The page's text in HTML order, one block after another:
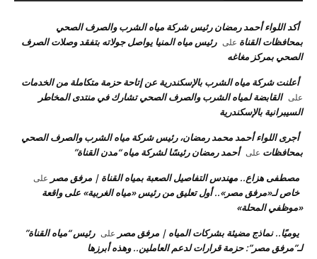
أكد اللواء أحمد رمضان رئيس شركة مياه الشرب والصرف الصحي
بمحافظات القناة على رئيس مياه المنيا يواصل جولاته بتفقد وصلات الصرف
الصحي بمركز مغاغه
أعلنت شركة مياه الشرب بالإسكندرية عن إتاحة حزمة متكاملة من الخدمات
على القابضة لمياه الشرب والصرف الصحي تشارك في منتدى المخاطر
السيبرانية بالإسكندرية
أجرى اللواء أحمد محمد رمضان، رئيس شركة مياه الشرب والصرف الصحي
بمحافظات على أحمد رمضان رئيسًا لشركة مياه “مدن القناة”
مصطفى هزاع.. مهندس التفاصيل الصعبة بمياه القناة | مرفق مصر على
خاص لـ«مرفق مصر».. أول تعليق من رئيس «مياه الغربية» على واقعة
«موظفي المحلة»
يوميًا.. نماذج مضيئة بشركات المياه | مرفق مصر على رئيس “مياه القناة”
لـ”مرفق مصر”: حزمة قرارات لدعم العاملين.. وهذه أبرزها